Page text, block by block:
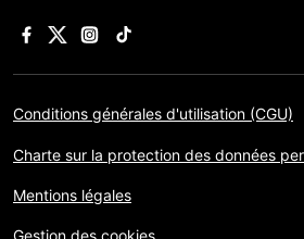
Conditions générales d'utilisation (CGU)
Charte sur la protection des données
Mentions légales
Gestion des cookies